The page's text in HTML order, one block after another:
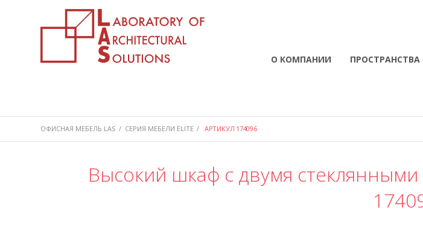
О КОМПАНИИ ПРОСТРАНСТВА
ОФИСНАЯ МЕБЕЛЬ LAS / СЕРИЯ МЕБЕЛИ ELITE / АРТИКУЛ 174096
Высокий шкаф с двумя